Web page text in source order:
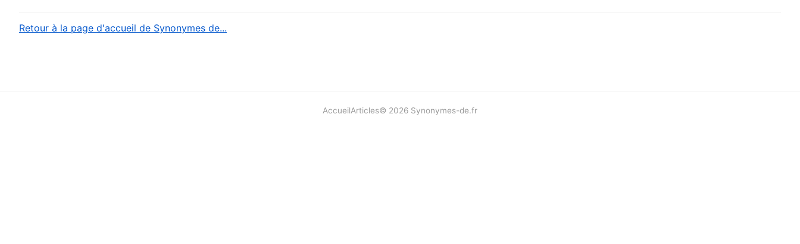
Retour à la page d'accueil de Synonymes de...
AccueilArticles© 2026 Synonymes-de.fr